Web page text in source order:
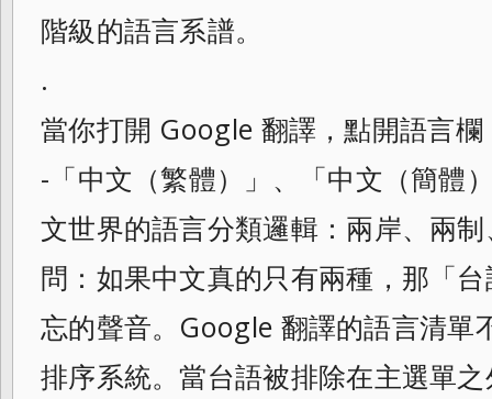
階級的語言系譜。
.
當你打開 Google 翻譯，點開語言
-「中文（繁體）」、「中文（簡體
文世界的語言分類邏輯：兩岸、兩
問：如果中文真的只有兩種，那「
忘的聲音。Google 翻譯的語言清單
排序系統。當台語被排除在主選單